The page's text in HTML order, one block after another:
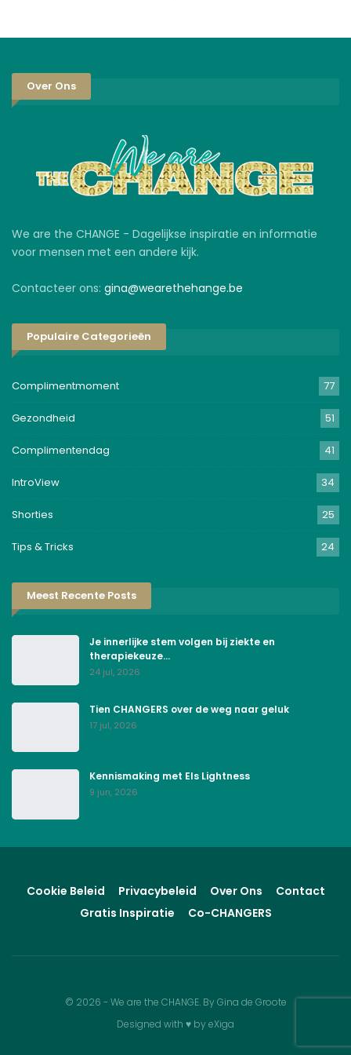
Over Ons
We are the CHANGE - Dagelijkse inspiratie en informatie
voor mensen met een andere kijk.
Contacteer ons: gina@wearethehange.be
Populaire Categorieën
Complimentmoment 77
Gezondheid 51
Complimentendag 41
IntroView 34
Shorties 25
Tips & Tricks 24
Meest Recente Posts
Je innerlijke stem volgen bij ziekte en
therapiekeuze…
24 jul, 2026
Tien CHANGERS over de weg naar geluk
17 jul, 2026
Kennismaking met Els Lightness
9 jun, 2026
Cookie Beleid Privacybeleid Over Ons
Contact
Gratis Inspiratie
Co-CHANGERS
© 2026 - We are the CHANGE. By Gina de Groote
Designed with ♥ by eXiga